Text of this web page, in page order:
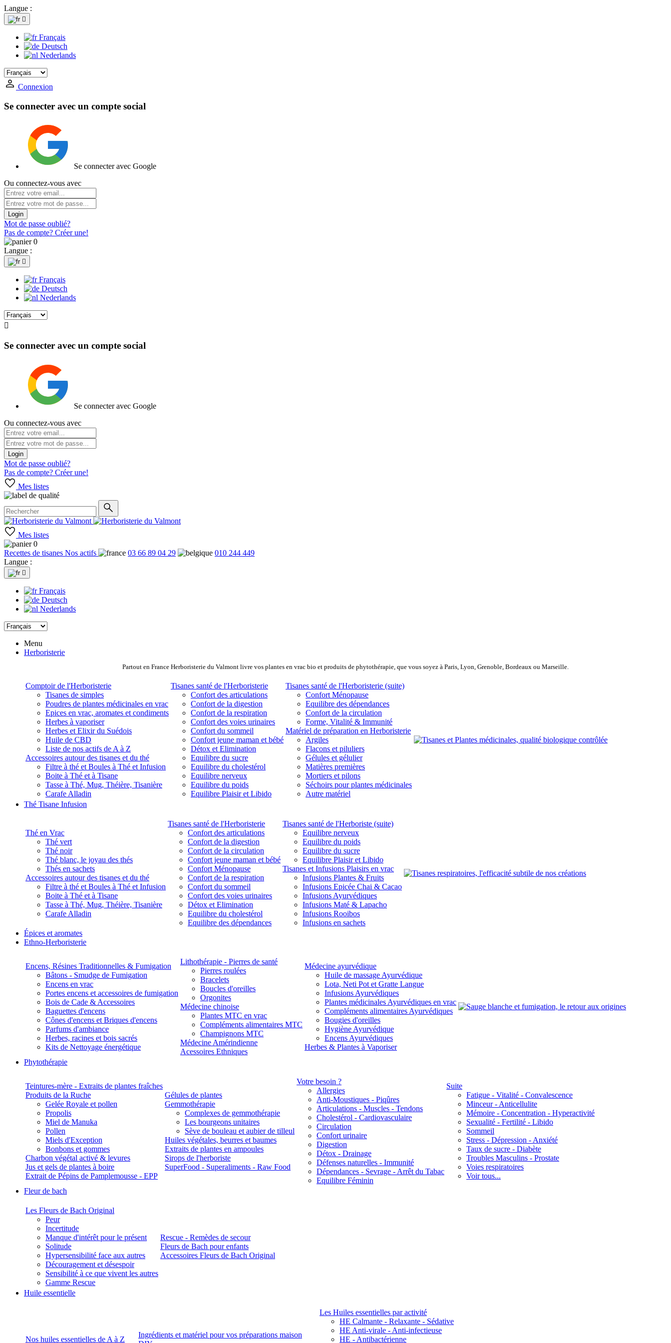
Langue :

Français
Deutsch
Nederlands
Connexion
Se connecter avec un compte social
Se connecter avec Google
Ou connectez-vous avec
Login
Mot de passe oublié?
Pas de compte? Créer une!
0
Langue :

Français
Deutsch
Nederlands

Se connecter avec un compte social
Se connecter avec Google
Ou connectez-vous avec
Login
Mot de passe oublié?
Pas de compte? Créer une!
Mes listes
Mes listes
0
Recettes de tisanes Nos actifs 03 66 89 04 29
010 244 449
Langue :

Français
Deutsch
Nederlands
Menu
Herboristerie
Partout en France Herboristerie du Valmont livre vos plantes en vrac bio et produits de phytothérapie, que vous soyez à Paris, Lyon, Grenoble, Bordeaux ou Marseille.
Comptoir de l'Herboristerie
Tisanes de simples
Poudres de plantes médicinales en vrac
Epices en vrac, aromates et condiments
Herbes à vaporiser
Herbes et Elixir du Suédois
Huile de CBD
Liste de nos actifs de A à Z
Accessoires autour des tisanes et du thé
Filtre à thé et Boules à Thé et Infusion
Boite à Thé et à Tisane
Tasse à Thé, Mug, Théière, Tisanière
Carafe Alladin
Tisanes santé de l'Herboristerie
Confort des articulations
Confort de la digestion
Confort de la respiration
Confort des voies urinaires
Confort du sommeil
Confort jeune maman et bébé
Détox et Elimination
Equilibre du sucre
Equilibre du cholestérol
Equilibre nerveux
Equilibre du poids
Equilibre Plaisir et Libido
Tisanes santé de l'Herboristerie (suite)
Confort Ménopause
Equilibre des dépendances
Confort de la circulation
Forme, Vitalité & Immunité
Matériel de préparation en Herboristerie
Argiles
Flacons et piluliers
Gélules et gélulier
Matières premières
Mortiers et pilons
Séchoirs pour plantes médicinales
Autre matériel
Thé Tisane Infusion
Thé en Vrac
Thé vert
Thé noir
Thé blanc, le joyau des thés
Thés en sachets
Accessoires autour des tisanes et du thé
Filtre à thé et Boules à Thé et Infusion
Boite à Thé et à Tisane
Tasse à Thé, Mug, Théière, Tisanière
Carafe Alladin
Tisanes santé de l'Herboristerie
Confort des articulations
Confort de la digestion
Confort de la circulation
Confort jeune maman et bébé
Confort Ménopause
Confort de la respiration
Confort du sommeil
Confort des voies urinaires
Détox et Elimination
Equilibre du cholestérol
Equilibre des dépendances
Tisanes santé de l'Herboriste (suite)
Equilibre nerveux
Equilibre du poids
Equilibre du sucre
Equilibre Plaisir et Libido
Tisanes et Infusions Plaisirs en vrac
Infusions Plantes & Fruits
Infusions Epicée Chai & Cacao
Infusions Ayurvédiques
Infusions Maté & Lapacho
Infusions Rooibos
Infusions en sachets
Épices et aromates
Ethno-Herboristerie
Encens, Résines Traditionnelles & Fumigation
Bâtons - Smudge de Fumigation
Encens en vrac
Portes encens et accessoires de fumigation
Bois de Cade & Accessoires
Baguettes d'encens
Cônes d'encens et Briques d'encens
Parfums d'ambiance
Herbes, racines et bois sacrés
Kits de Nettoyage énergétique
Lithothérapie - Pierres de santé
Pierres roulées
Bracelets
Boucles d'oreilles
Orgonites
Médecine chinoise
Plantes MTC en vrac
Compléments alimentaires MTC
Champignons MTC
Médecine Amérindienne
Acessoires Ethniques
Médecine ayurvédique
Huile de massage Ayurvédique
Lota, Neti Pot et Gratte Langue
Infusions Ayurvédiques
Plantes médicinales Ayurvédiques en vrac
Compléments alimentaires Ayurvédiques
Bougies d'oreilles
Hygiène Ayurvédique
Encens Ayurvédiques
Herbes & Plantes à Vaporiser
Phytothérapie
Teintures-mère - Extraits de plantes fraîches
Produits de la Ruche
Gelée Royale et pollen
Propolis
Miel de Manuka
Pollen
Miels d'Exception
Bonbons et gommes
Charbon végétal activé & levures
Jus et gels de plantes à boire
Extrait de Pépins de Pamplemousse - EPP
Gélules de plantes
Gemmothérapie
Complexes de gemmothérapie
Les bourgeons unitaires
Sève de bouleau et aubier de tilleul
Huiles végétales, beurres et baumes
Extraits de plantes en ampoules
Sirops de l'herboriste
SuperFood - Superaliments - Raw Food
Votre besoin ?
Allergies
Anti-Moustiques - Piqûres
Articulations - Muscles - Tendons
Cholestérol - Cardiovasculaire
Circulation
Confort urinaire
Digestion
Détox - Drainage
Défenses naturelles - Immunité
Dépendances - Sevrage - Arrêt du Tabac
Equilibre Féminin
Suite
Fatigue - Vitalité - Convalescence
Minceur - Anticellulite
Mémoire - Concentration - Hyperactivité
Sexualité - Fertilité - Libido
Sommeil
Stress - Dépression - Anxiété
Taux de sucre - Diabète
Troubles Masculins - Prostate
Voies respiratoires
Voir tous...
Fleur de bach
Les Fleurs de Bach Original
Peur
Incertitude
Manque d'intérêt pour le présent
Solitude
Hypersensibilité face aux autres
Découragement et désespoir
Sensibilité à ce que vivent les autres
Gamme Rescue
Rescue - Remèdes de secour
Fleurs de Bach pour enfants
Accessoires Fleurs de Bach Original
Huile essentielle
Nos huiles essentielles de A à Z
Ingrédients et matériel pour vos préparations maison
Les Huiles essentielles par activité
HE Calmante - Relaxante - Sédative
HE Anti-virale - Anti-infectieuse
HE - Antibactérienne